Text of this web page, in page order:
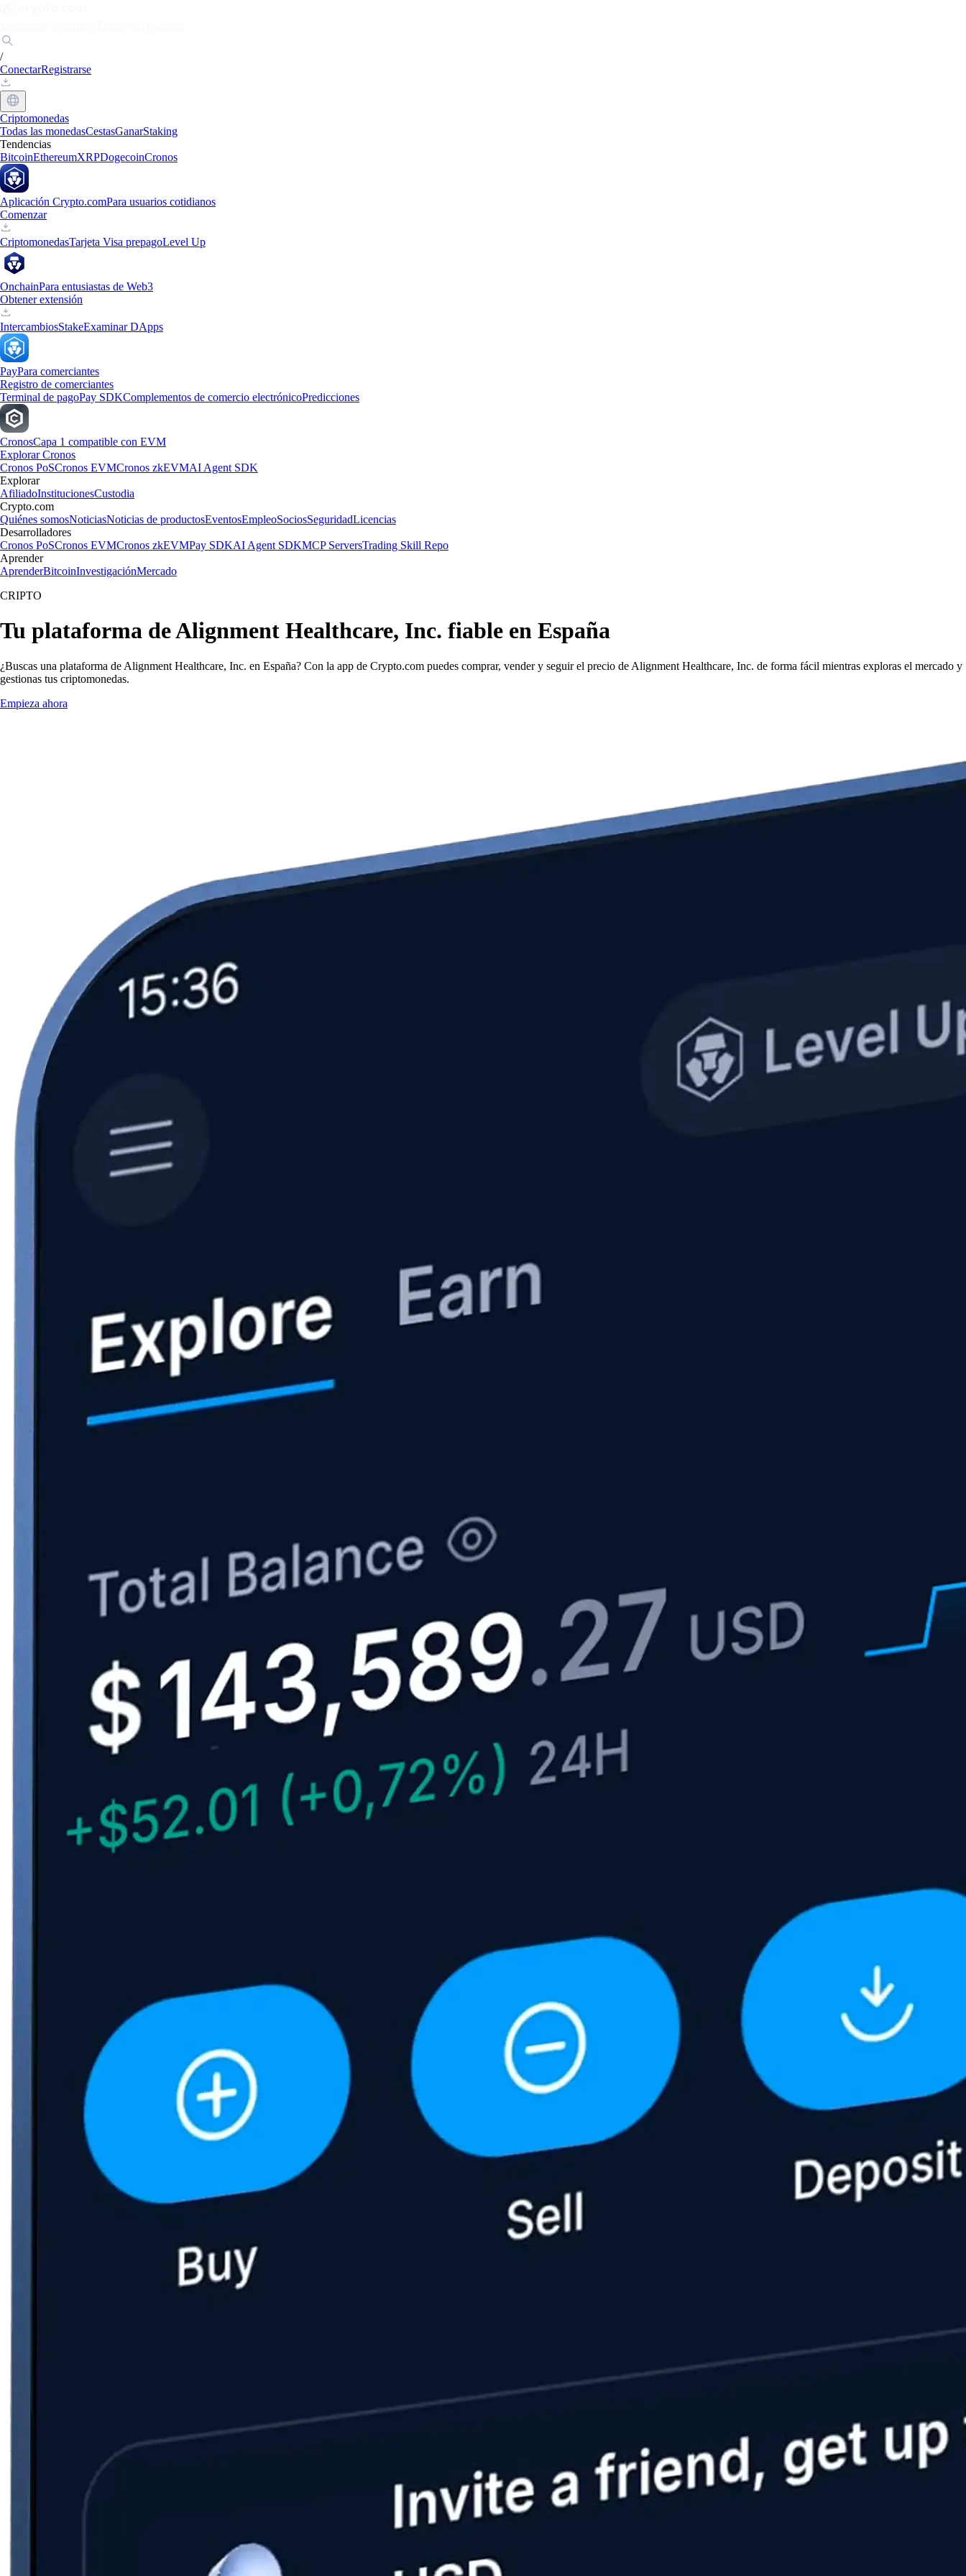
/
ConectarRegistrarse
Criptomonedas
Todas las monedasCestasGanarStaking
Tendencias
BitcoinEthereumXRPDogecoinCronos
Aplicación Crypto.comPara usuarios cotidianos
Comenzar
CriptomonedasTarjeta Visa prepagoLevel Up
OnchainPara entusiastas de Web3
Obtener extensión
IntercambiosStakeExaminar DApps
PayPara comerciantes
Registro de comerciantes
Terminal de pagoPay SDKComplementos de comercio electrónicoPredicciones
CronosCapa 1 compatible con EVM
Explorar Cronos
Cronos PoSCronos EVMCronos zkEVMAI Agent SDK
Explorar
AfiliadoInstitucionesCustodia
Crypto.com
Quiénes somosNoticiasNoticias de productosEventosEmpleoSociosSeguridadLicencias
Desarrolladores
Cronos PoSCronos EVMCronos zkEVMPay SDKAI Agent SDKMCP ServersTrading Skill Repo
Aprender
AprenderBitcoinInvestigaciónMercado
CRIPTO
Tu plataforma de Alignment Healthcare, Inc. fiable en España
¿Buscas una plataforma de Alignment Healthcare, Inc. en España? Con la app de Crypto.com puedes comprar, vender y seguir el precio de Alignment Healthcare, Inc. de forma fácil mientras exploras el mercado y
gestionas tus criptomonedas.
Empieza ahora